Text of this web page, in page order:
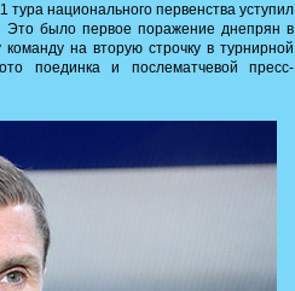
национального первенства уступил
Это было первое поражение днепрян в
на вторую строчку в турнирной
поединка и послематчевой пресс-